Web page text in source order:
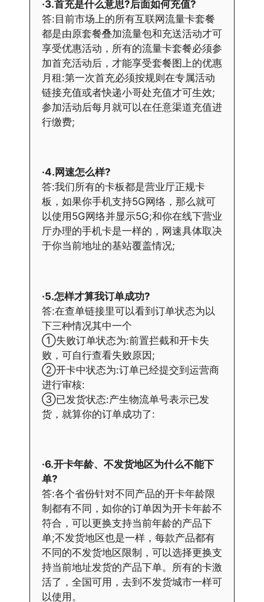
·3.首充是什么意思?后面如何充值?
答:目前市场上的所有互联网流量卡套餐
都是由原套餐叠加流量包和充送活动才可
享受优惠活动，所有的流量卡套餐必须参
加首充活动后，才能享受套餐图上的优惠
月租:第一次首充必须按规则在专属活动
链接充值或者快递小哥处充值才可生效;
参加活动后每月就可以在任意渠道充值进
行缴费;
·4.网速怎么样?
答:我们所有的卡板都是营业厅正规卡
板，如果你手机支持5G网络，那么就可
以使用5G网络并显示5G;和你在线下营业
厅办理的手机卡是一样的，网速具体取决
于你当前地址的基站覆盖情况;
·5.怎样才算我订单成功?
答:在查单链接里可以看到订单状态为以
下三种情况其中一个
①失败订单状态为:前置拦截和开卡失
败，可自行查看失败原因;
②开卡中状态为:订单已经提交到运营商
进行审核:
③已发货状态:产生物流单号表示已发
货，就算你的订单成功了:
·6.开卡年龄、不发货地区为什么不能下
单?
答:各个省份针对不同产品的开卡年龄限
制都有不同，如你的订单因为开卡年龄不
符合，可以更换支持当前年龄的产品下
单;不发货地区也是一样，每款产品都有
不同的不发货地区限制，可以选择更换支
持当前地址发货的产品下单。所有的卡激
活了，全国可用，去到不发货城市一样可
以使用。